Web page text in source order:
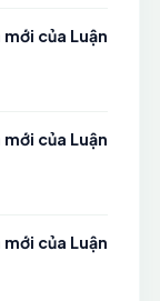
của Luận
của Luận
của Luận